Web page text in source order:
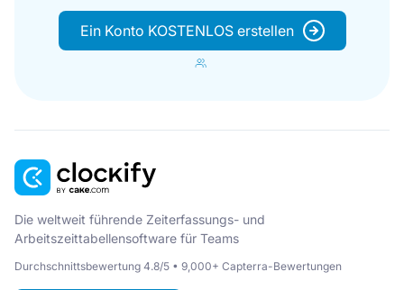
Ein Konto KOSTENLOS erstellen
Die weltweit führende Zeiterfassungs- und
Arbeitszeittabellensoftware für Teams
Durchschnittsbewertung 4.8/5 • 9,000+ Capterra-Bewertungen